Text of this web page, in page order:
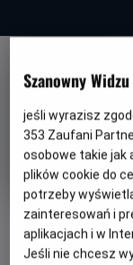
OBSERWUJ
Szanowny
jeśli wyrazisz
353 Zaufani
osobowe takie jak
plików cookie do
potrzeby
zainteresowań i
aplikacjach i w
Jeśli nie chcesz